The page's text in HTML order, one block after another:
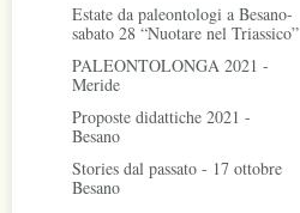
Estate da paleontologi a Besano-
sabato 28 “Nuotare nel Triassico”
PALEONTOLONGA 2021 -
Meride
Proposte didattiche 2021 -
Besano
Stories dal passato - 17 ottobre
Besano